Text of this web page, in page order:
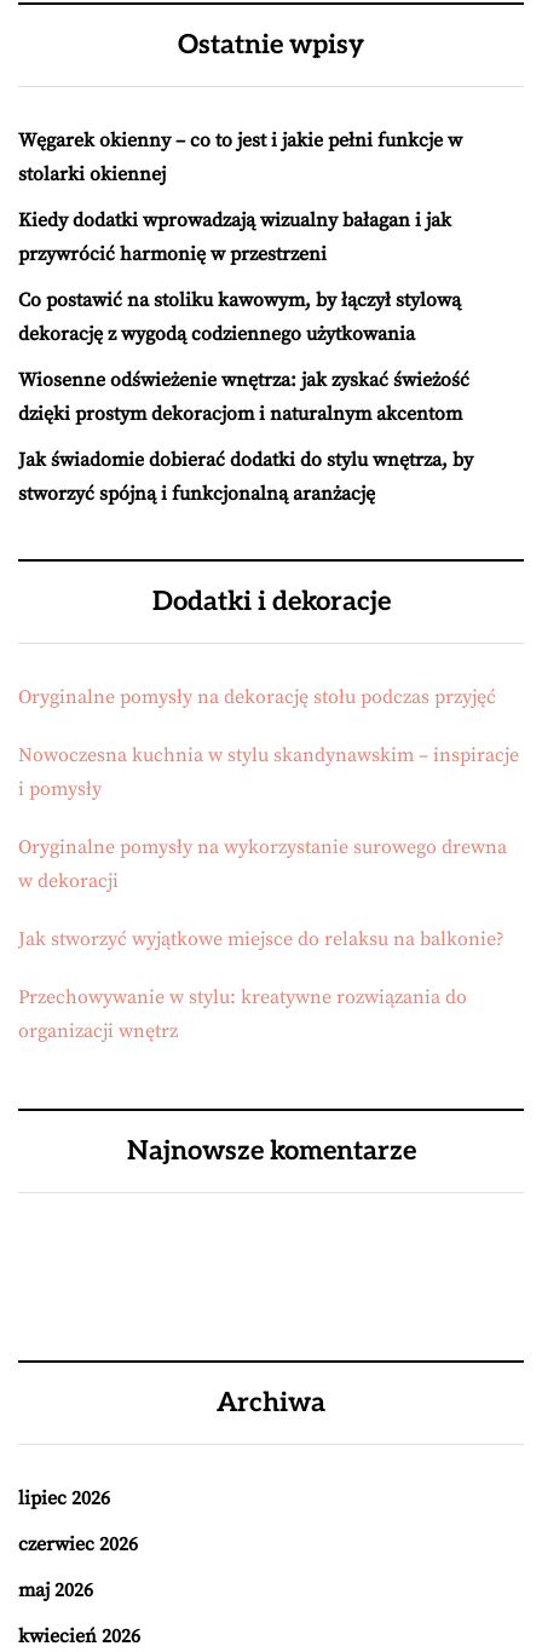
Ostatnie wpisy
Węgarek okienny – co to jest i jakie pełni funkcje w
stolarki okiennej
Kiedy dodatki wprowadzają wizualny bałagan i jak
przywrócić harmonię w przestrzeni
Co postawić na stoliku kawowym, by łączył stylową
dekorację z wygodą codziennego użytkowania
Wiosenne odświeżenie wnętrza: jak zyskać świeżość
dzięki prostym dekoracjom i naturalnym akcentom
Jak świadomie dobierać dodatki do stylu wnętrza, by
stworzyć spójną i funkcjonalną aranżację
Dodatki i dekoracje
Oryginalne pomysły na dekorację stołu podczas przyjęć
Nowoczesna kuchnia w stylu skandynawskim – inspiracje
i pomysły
Oryginalne pomysły na wykorzystanie surowego drewna
w dekoracji
Jak stworzyć wyjątkowe miejsce do relaksu na balkonie?
Przechowywanie w stylu: kreatywne rozwiązania do
organizacji wnętrz
Najnowsze komentarze
Archiwa
lipiec 2026
czerwiec 2026
maj 2026
kwiecień 2026